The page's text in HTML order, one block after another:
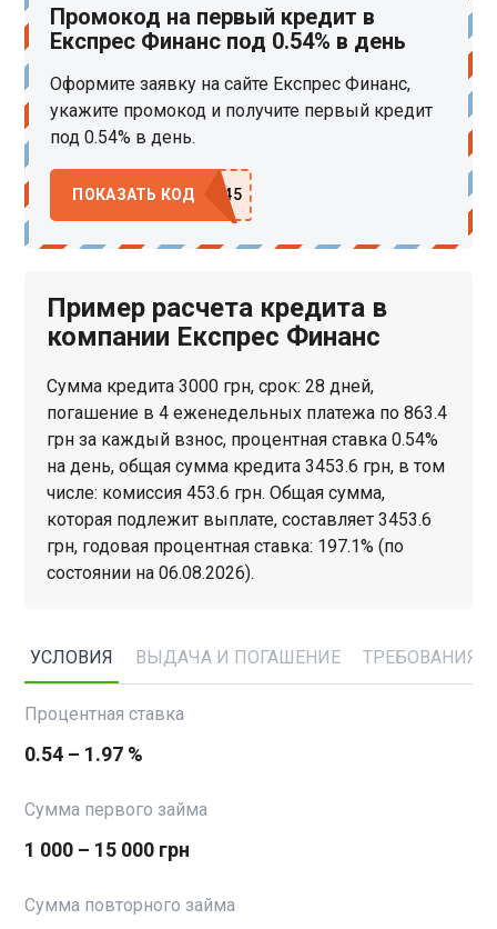
Промокод на первый кредит в
Експрес Финанс под 0.54% в день
Оформите заявку на сайте Експрес Финанс,
укажите промокод и получите первый кредит
под 0.54% в день.
ПОКАЗАТЬ КОД
Пример расчета кредита в
компании Експрес Финанс
Сумма кредита 3000 грн, срок: 28 дней,
погашение в 4 еженедельных платежа по 863.4
грн за каждый взнос, процентная ставка 0.54%
на день, общая сумма кредита 3453.6 грн, в том
числе: комиссия 453.6 грн. Общая сумма,
которая подлежит выплате, составляет 3453.6
грн, годовая процентная ставка: 197.1% (по
состоянии на 06.08.2026).
УСЛОВИЯ ВЫДАЧА И ПОГАШЕНИЕ ТРЕБОВАНИЯ
Процентная ставка
0.54 – 1.97 %
Сумма первого займа
1 000 – 15 000 грн
Сумма повторного займа